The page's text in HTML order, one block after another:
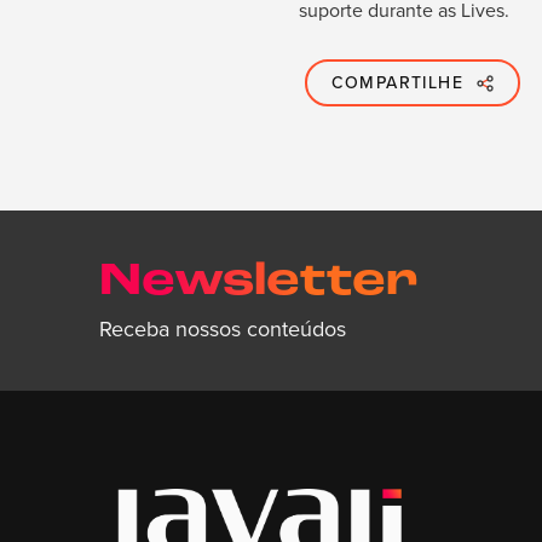
suporte durante as Lives.
COMPARTILHE
Newsletter
Receba nossos conteúdos